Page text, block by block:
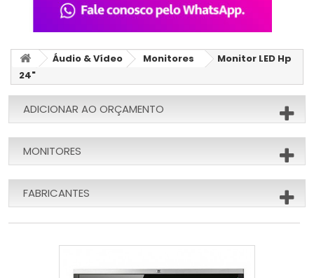
Áudio & Vídeo Monitores
Monitor LED Hp
24"
ADICIONAR AO ORÇAMENTO
MONITORES
FABRICANTES